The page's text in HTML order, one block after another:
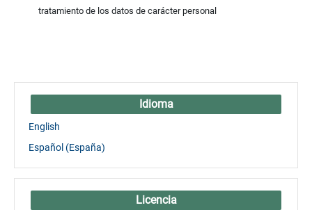
tratamiento de los datos de carácter personal
Idioma
English
Español (España)
Licencia